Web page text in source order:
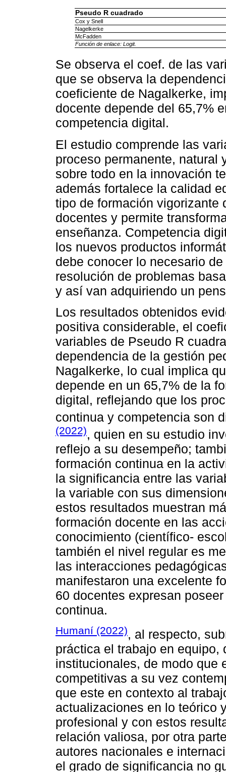
Pseudo R cuadrado
Cox y Snell
Nagelkerke
McFadden
Función de enlace: Logit.
Se observa el coef. de las
que se observa la
coeficiente de Nagalkerke,
docente depende del 65,7%
competencia digital.
El estudio comprende las
proceso permanente, natural
sobre todo en la innovación
además fortalece la calidad
tipo de formación vigorizante
docentes y permite
enseñanza. Competencia
los nuevos productos
debe conocer lo necesario
resolución de problemas
y así van adquiriendo un
Los resultados obtenidos
positiva considerable, el
variables de Pseudo R
dependencia de la gestión
Nagalkerke, lo cual implica
depende en un 65,7% de la
digital, reflejando que los
continua y competencia son
(2022), quien en su estudio
reflejo a su desempeño;
formación continua en la
la significancia entre las
la variable con sus
estos resultados muestran
formación docente en las
conocimiento (científico-
también el nivel regular es
las interacciones
manifestaron una excelente
60 docentes expresan
continua.
Humaní (2022), al respecto,
práctica el trabajo en
institucionales, de modo que
competitivas a su vez
que este en contexto al
actualizaciones en lo teórico
profesional y con estos
relación valiosa, por otra
autores nacionales e
el grado de significancia no